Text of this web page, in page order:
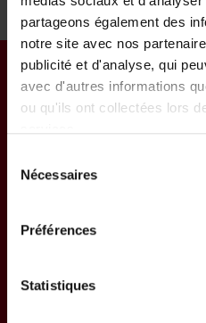
partageons également des
notre site avec nos
publicité et d'analyse, qui
avec d'autres informations
ou qu'ils ont collectées lors
Nécessaires
Préférences
Statistiques
Parc de Pontillault
77340 Pontault-Combault
S'abonner à la